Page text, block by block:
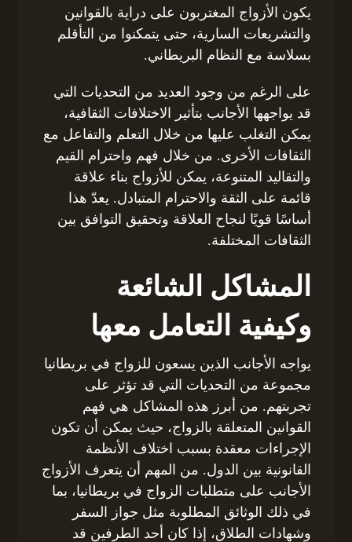
يكون الأزواج المغتربون على دراية بالقوانين
والتشريعات السارية، حتى يتمكنوا من التأقلم
بسلاسة مع النظام البريطاني.
على الرغم من وجود العديد من التحديات التي
قد يواجهها الأجانب بتأثير الاختلافات الثقافية،
يمكن التغلب عليها من خلال التعلم والتفاعل مع
الثقافات الأخرى. من خلال فهم واحترام القيم
والتقاليد المتنوعة، يمكن للأزواج بناء علاقة
قائمة على الثقة والاحترام المتبادل. يعدّ هذا
أساسًا قويًا لنجاح العلاقة وتحقيق التوافق بين
الثقافات المختلفة.
المشاكل الشائعة
وكيفية التعامل معها
يواجه الأجانب الذين يسعون للزواج في بريطانيا
مجموعة من التحديات التي قد تؤثر على
تجربتهم. من أبرز هذه المشاكل هي فهم
القوانين المتعلقة بالزواج، حيث يمكن أن تكون
الإجراءات معقدة بسبب اختلاف الأنظمة
القانونية بين الدول. من المهم أن يتعرف الأزواج
الأجانب على متطلبات الزواج في بريطانيا، بما
في ذلك الوثائق المطلوبة مثل جواز السفر
وشهادات الطلاق، إذا كان أحد الطرفين قد